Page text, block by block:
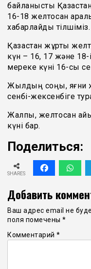
байланысты
16-18 желтоқсан
хабарлайды тілшіміз.
Қазақстан жұрты
күн – 16, 17 және 18-
мереке күні 16-сы
Жылдың соңы, яғни
сенбі-жексенбіге
Жалпы, желтоқсан
күні бар.
Поделиться:
SHARES
Добавить
Ваш адрес email не
поля помечены *
Комментарий *